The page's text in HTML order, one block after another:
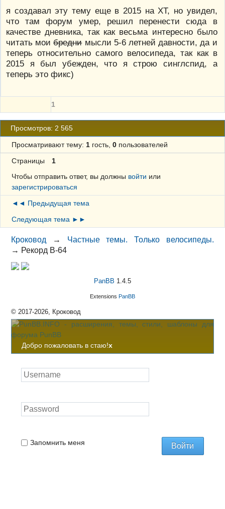
я создавал эту тему еще в 2015 на ХТ, но увидел,
что там форум умер, решил перенести сюда в
качестве дневника, так как весьма интересно было
читать моибреднимысли 5-6 летней давности, да и
теперь относительно самого велосипеда, так как в
2015 я был убежден, что я строю синглспид, а
теперь это фикс)
1
Просмотров: 2 565
Просматривают тему: 1гость, 0пользователей
Страницы
1
Чтобы отправить ответ, вы должны войти или
зарегистрироваться
◄◄ Предыдущая тема
Следующая тема ►►
Кроковод → Частные темы. Только велосипеды.
→ Рекорд В-64
PanBB 1.4.5
Extensions PanBB
© 2017-2026, Кроковод
Добро пожаловать в стаю!x
Запомнить меня